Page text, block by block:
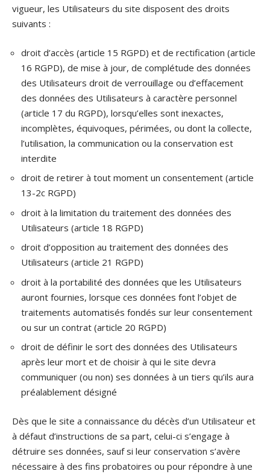
vigueur, les Utilisateurs du site disposent des droits
suivants :
droit d’accès (article 15 RGPD) et de rectification (article
16 RGPD), de mise à jour, de complétude des données
des Utilisateurs droit de verrouillage ou d’effacement
des données des Utilisateurs à caractère personnel
(article 17 du RGPD), lorsqu’elles sont inexactes,
incomplètes, équivoques, périmées, ou dont la collecte,
l’utilisation, la communication ou la conservation est
interdite
droit de retirer à tout moment un consentement (article
13-2c RGPD)
droit à la limitation du traitement des données des
Utilisateurs (article 18 RGPD)
droit d’opposition au traitement des données des
Utilisateurs (article 21 RGPD)
droit à la portabilité des données que les Utilisateurs
auront fournies, lorsque ces données font l’objet de
traitements automatisés fondés sur leur consentement
ou sur un contrat (article 20 RGPD)
droit de définir le sort des données des Utilisateurs
après leur mort et de choisir à qui le site devra
communiquer (ou non) ses données à un tiers qu’ils aura
préalablement désigné
Dès que le site a connaissance du décès d’un Utilisateur et
à défaut d’instructions de sa part, celui-ci s’engage à
détruire ses données, sauf si leur conservation s’avère
nécessaire à des fins probatoires ou pour répondre à une